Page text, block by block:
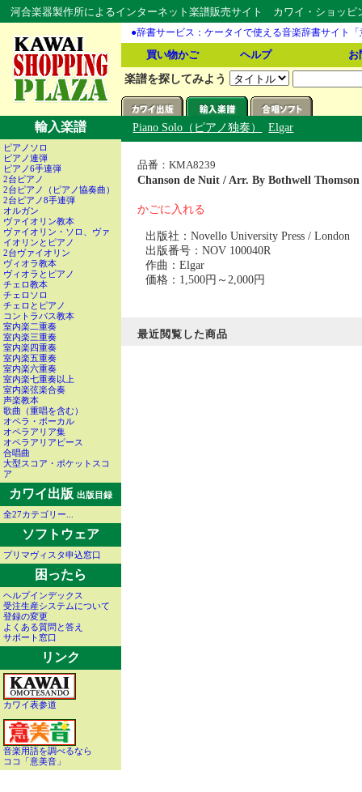
河合楽器製作所によるインターネット楽譜販売サイト カワイ・ショッ
●辞書サービス：ケータイで使える音楽辞書サイト
買い物かご ヘルプ お
楽譜を探してみよう
輸入楽譜
ピアノソロ
ピアノ連弾
ピアノ6手連弾
2台ピアノ
2台ピアノ（ピアノ協奏曲）
2台ピアノ8手連弾
オルガン
ヴァイオリン教本
ヴァイオリン・ソロ、ヴァ
イオリンとピアノ
2台ヴァイオリン
ヴィオラ教本
ヴィオラとピアノ
チェロ教本
チェロソロ
チェロとピアノ
コントラバス教本
室内楽二重奏
室内楽三重奏
室内楽四重奏
室内楽五重奏
室内楽六重奏
室内楽七重奏以上
室内楽弦楽合奏
声楽教本
歌曲（重唱を含む）
オペラ・ボーカル
オペラアリア集
オペラアリアピース
合唱曲
大型スコア・ポケットスコ
ア
カワイ出版 出版目録
全27カテゴリー...
ソフトウェア
プリマヴィスタ申込窓口
困ったら
ヘルプインデックス
受注生産システムについて
登録の変更
よくある質問と答え
サポート窓口
リンク
カワイ表参道
音楽用語を調べるなら
ココ「意美音」
Piano Solo（ピアノ独奏） Elgar
品番：KMA8239
Chanson de Nuit / Arr. By Bothwell
かごに入れる
出版社：Novello University Press / London
出版番号：NOV 100040R
作曲：Elgar
価格：1,500円～2,000円
最近閲覧した商品